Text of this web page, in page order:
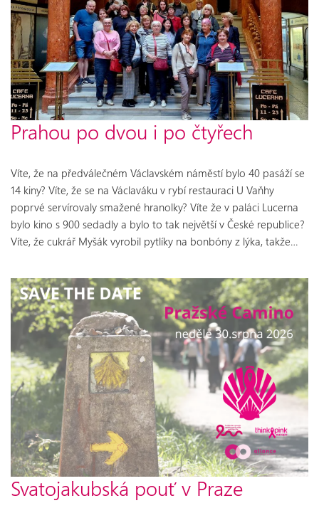
Prahou po dvou i po čtyřech
Víte, že na předválečném Václavském náměstí bylo 40 pasáží se
14 kiny? Víte, že se na Václaváku v rybí restauraci U Vaňhy
poprvé servírovaly smažené hranolky? Víte že v paláci Lucerna
bylo kino s 900 sedadly a bylo to tak největší v České republice?
Víte, že cukrář Myšák vyrobil pytlíky na bonbóny z lýka, takže…
Svatojakubská pouť v Praze